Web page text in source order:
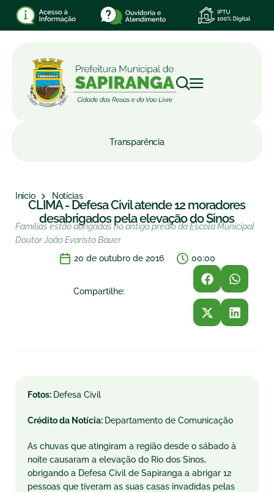
Transparência
Início Notícias
CLIMA - Defesa Civil atende 12 moradores
desabrigados pela elevação do Sinos
Famílias estão abrigadas no antigo prédio da Escola Municipal
Doutor João Evaristo Bauer
20 de outubro de 2016
00:00
Compartilhe:
Fotos: Defesa Civil
Crédito da Notícia: Departamento de Comunicação
As chuvas que atingiram a região desde o sábado à
noite causaram a elevação do Rio dos Sinos,
obrigando a Defesa Civil de Sapiranga a abrigar 12
pessoas que tiveram as suas casas invadidas pelas